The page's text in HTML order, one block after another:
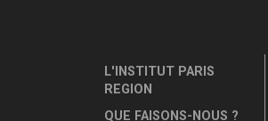
L'INSTITUT PARIS
REGION
QUE FAISONS-NOUS ?